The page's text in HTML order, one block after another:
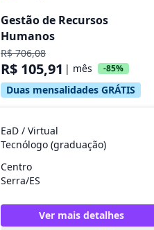
Gestão de Recursos
Humanos
R$ 706,08
R$ 105,91 | mês -85%
Duas mensalidades GRÁTIS
EaD / Virtual
Tecnólogo (graduação)
Centro
Serra/ES
Ver mais detalhes